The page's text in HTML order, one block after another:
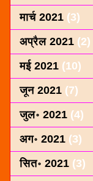
मार्च 2021 (3)
अप्रैल 2021 (2)
मई 2021 (10)
जून 2021 (7)
जुल॰ 2021 (4)
अग॰ 2021 (3)
सित॰ 2021 (3)